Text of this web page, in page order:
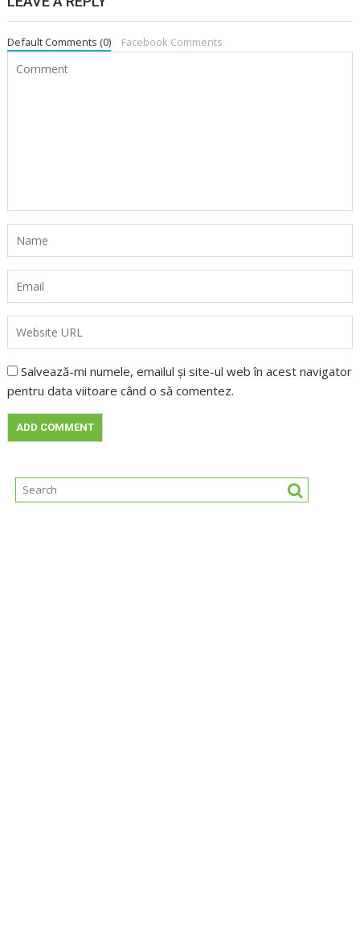
Default Comments (0) Facebook Comments
Salvează-mi numele, emailul și site-ul web în acest navigator
pentru data viitoare când o să comentez.